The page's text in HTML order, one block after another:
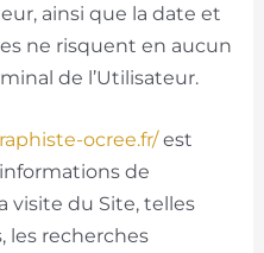
ainsi que la date et
ne risquent en aucun
de l’Utilisateur.
ocree.fr/est
de
visite du Site, telles
les recherches